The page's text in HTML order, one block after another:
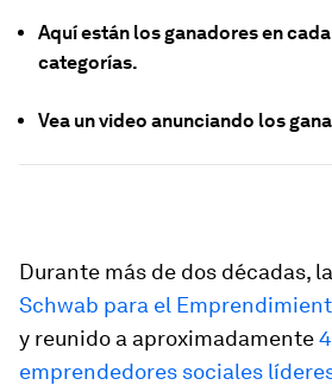
Aquí están los ganadores en
categorías.
Vea un video anunciando los
Durante más de dos décadas, la
Schwab para el
y reunido a aproximadamente
emprendedores sociales